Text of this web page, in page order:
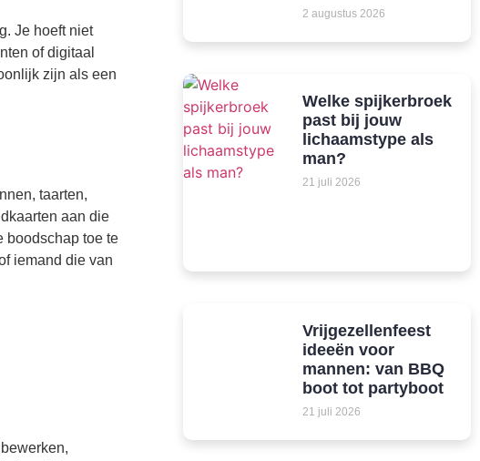
Je hoeft niet
of digitaal
zijn als een
taarten,
aan die
boodschap toe te
iemand die van
2 augustus 2026
Welke spijkerbroek
past bij jouw
lichaamstype als
man?
21 juli 2026
Vrijgezellenfeest
ideeën voor
mannen: van BBQ
boot tot partyboot
21 juli 2026